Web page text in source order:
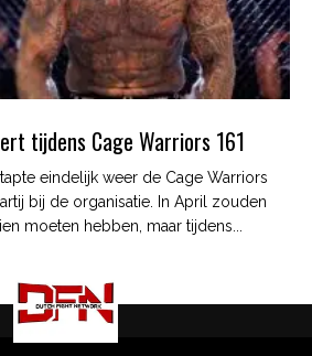
tijdens Cage Warriors 161
eindelijk weer de Cage Warriors
bij de organisatie. In April zouden
moeten hebben, maar tijdens...